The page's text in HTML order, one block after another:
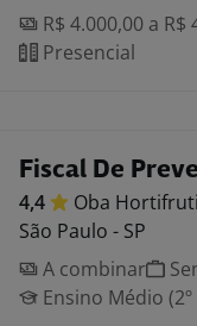
R$ 4.000,00 a R$
Presencial
Fiscal De
4,4 Oba Hortifruti
São Paulo - SP
A combinar
Ensino Médio